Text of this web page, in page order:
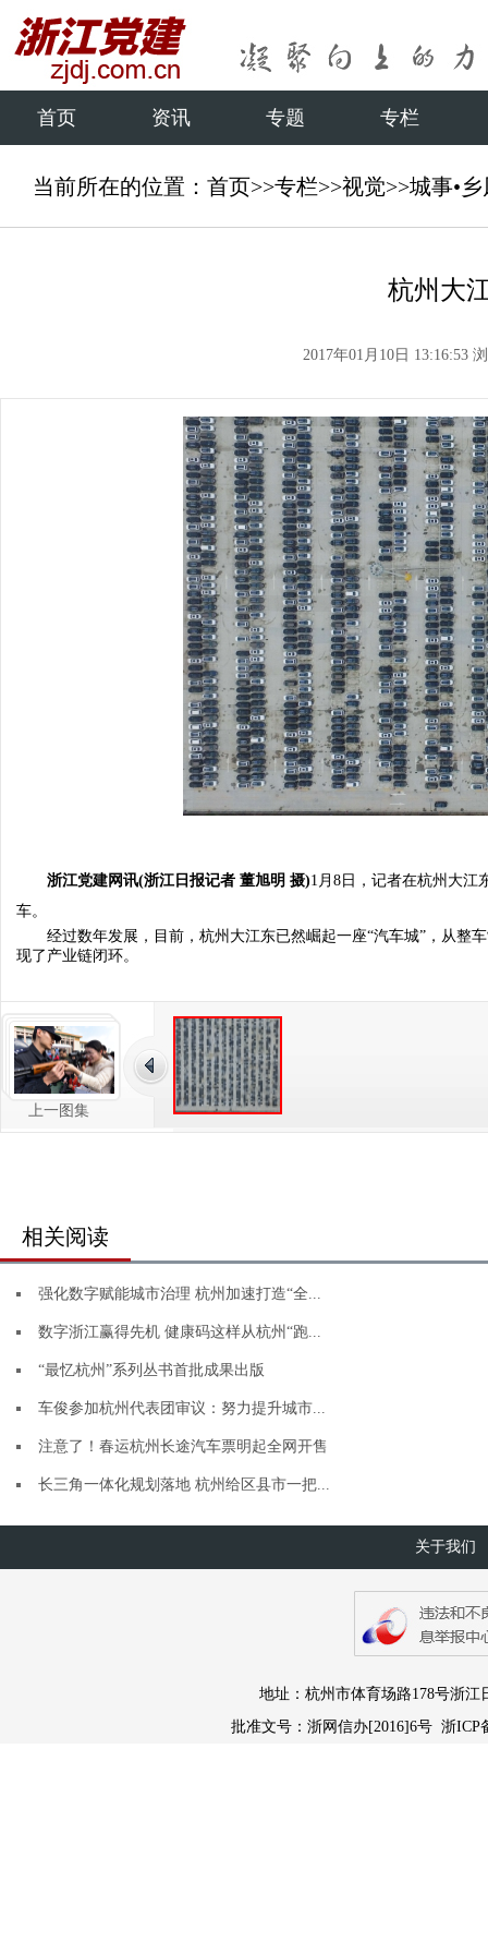
首页 资讯 专题 专栏
当前所在的位置： 首页>>专栏>>视觉>>城事•乡
杭州大
2017年01月10日 13:16:53
浙江党建网讯(浙江日报记者 董旭明 摄)1月8日，记者在杭州大江
车。
经过数年发展，目前，杭州大江东已然崛起一座“汽车城”，从整
现了产业链闭环。
上一图集
相关阅读
强化数字赋能城市治理 杭州加速打造“全...
数字浙江赢得先机 健康码这样从杭州“跑...
“最忆杭州”系列丛书首批成果出版
车俊参加杭州代表团审议：努力提升城市...
注意了！春运杭州长途汽车票明起全网开售
长三角一体化规划落地 杭州给区县市一把...
关于我们
地址：杭州市体育场路178号浙江
批准文号：浙网信办[2016]6号 浙